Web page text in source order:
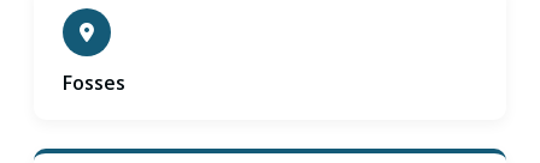
Fosses